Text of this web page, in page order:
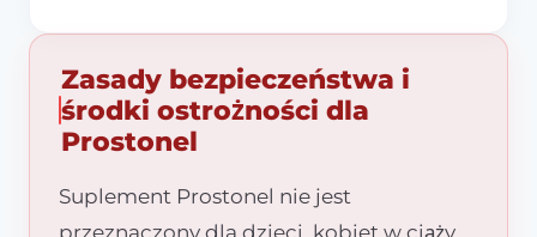
Zasady bezpieczeństwa i
środki ostrożności dla
Prostonel
Suplement Prostonel nie jest
przeznaczony dla dzieci, kobiet w ciąży